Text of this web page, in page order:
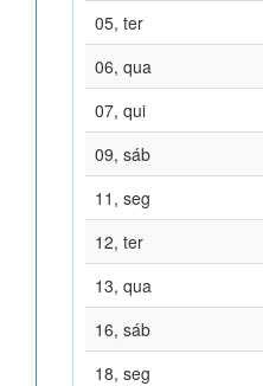
05, ter
06, qua
07, qui
09, sáb
11, seg
12, ter
13, qua
16, sáb
18, seg